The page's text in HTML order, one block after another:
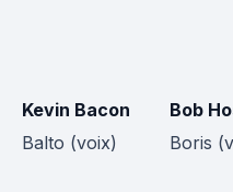
Kevin Bacon
Balto (voix)
Bob
Boris